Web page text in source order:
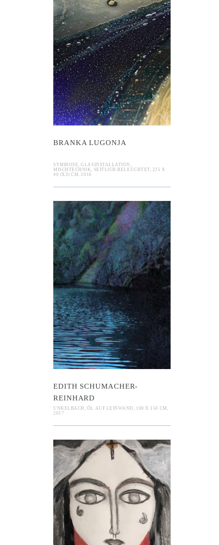
Lugonja
BRANKA LUGONJA
SYMBIOSE, GLASINSTALLATION,
MISCHTECHNIK, SEITLICH BELEUCHTET, 225 X
40 (X3) CM, 2016
EDITH SCHUMACHER-
REINHARD
UNKELBACH, ÖL AUF LEINWAND, 100 X 150 CM,
2017